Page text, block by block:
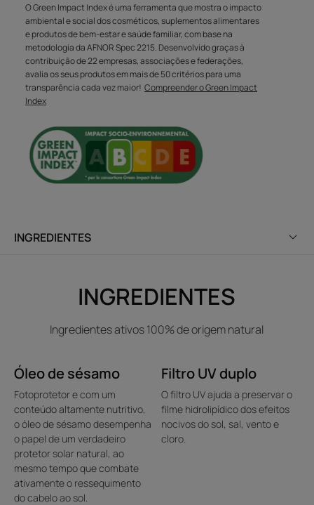
• LIMPA, NUTRE E REPARA: limpa suavemente, nutre de
forma prolongada e repara os cabelos em profundidade.
• AÇÃO PÓS SOLAR ANTI-SAL, ANTI-CLORO: neutraliza
os efeitos de secagem dos raios UV, sal e cloro. Pode ser
enxaguado com água salgada.
• TEMPO DE PROCESSAMENTO EXPRESSO: para uso
O Green Impact Index é uma ferramenta que mostra o impacto
ambiental e social dos cosméticos, suplementos alimentares
e produtos de bem-estar e saúde familiar, com base na
metodologia da AFNOR Spec 2215. Desenvolvido graças à
contribuição de 22 empresas, associações e federações,
avalia os seus produtos em mais de 50 critérios para uma
transparência cada vez maior! Compreender o Green Impact
Index
INGREDIENTES
INGREDIENTES
Ingredientes ativos 100% de origem natural
Óleo de sésamo
Fotoprotetor e com um
conteúdo altamente nutritivo,
o óleo de sésamo desempenha
o papel de um verdadeiro
protetor solar natural, ao
mesmo tempo que combate
ativamente o ressequimento
do cabelo ao sol.
Filtro UV duplo
O filtro UV ajuda a preservar o
filme hidrolipídico dos efeitos
nocivos do sol, sal, vento e
cloro.